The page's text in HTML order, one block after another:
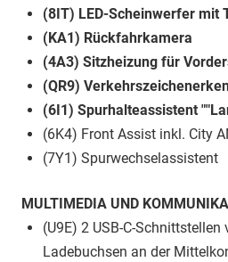
(8IT) LED-Scheinwerfer mit
(KA1) Rückfahrkamera
(4A3) Sitzheizung für
(QR9)
(6I1) Spurhalteassistent
(6K4) Front Assist inkl. City
(7Y1) Spurwechselassistent
MULTIMEDIA UND
(U9E) 2 USB-C-Schnittstellen
Ladebuchsen an der